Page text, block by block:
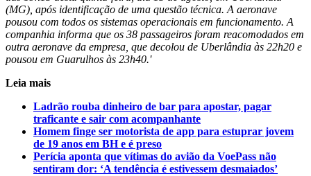
(MG), após identificação de uma questão técnica. A aeronave
pousou com todos os sistemas operacionais em funcionamento. A
companhia informa que os 38 passageiros foram reacomodados em
outra aeronave da empresa, que decolou de Uberlândia às 22h20 e
pousou em Guarulhos às 23h40.'
Leia mais
Ladrão rouba dinheiro de bar para apostar, pagar
traficante e sair com acompanhante
Homem finge ser motorista de app para estuprar jovem
de 19 anos em BH e é preso
Perícia aponta que vítimas do avião da VoePass não
sentiram dor: ‘A tendência é estivessem desmaiados’